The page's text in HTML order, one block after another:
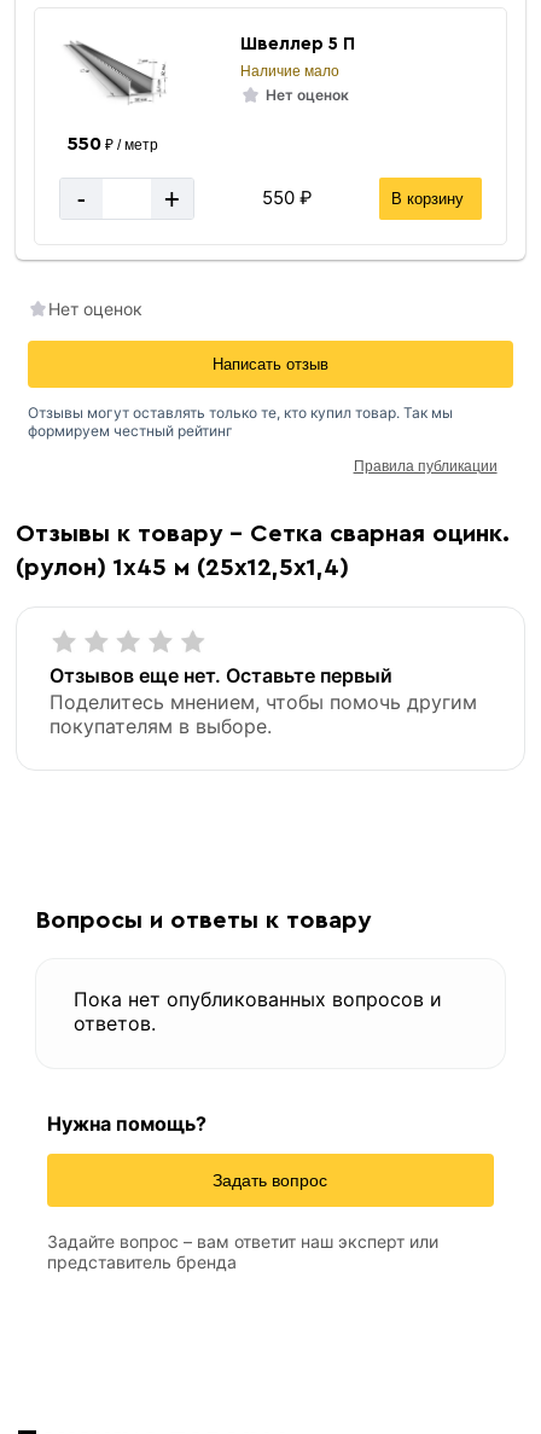
Швеллер 5 П
Наличие мало
Нет оценок
550₽ / метр
- + 550 ₽ В корзину
Отзывы к товару - Сетка сварная оцинк.
(рулон) 1х45 м (25х12,5х1,4)
Отзывов еще нет. Оставьте первый
Поделитесь мнением, чтобы помочь другим
покупателям в выборе.
Нет оценок
Написать отзыв
Отзывы могут оставлять только те, кто купил товар. Так мы
формируем честный рейтинг
Правила публикации
Вопросы и ответы к товару
Пока нет опубликованных вопросов и
ответов.
Нужна помощь?
Задать вопрос
Задайте вопрос – вам ответит наш эксперт или
представитель бренда